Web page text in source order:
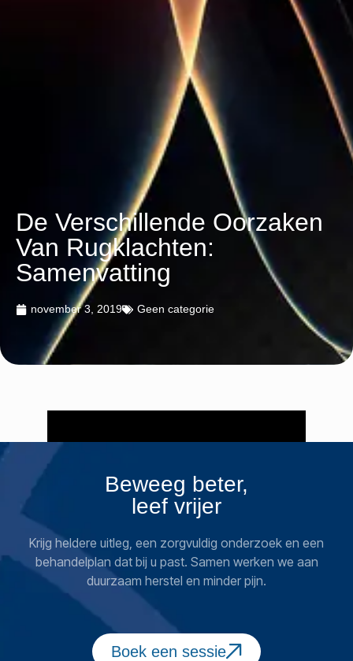
De Verschillende Oorzaken
Van Rugklachten:
Samenvatting
november 3, 2019 Geen categorie
Beweeg beter,
leef vrijer
Krijg heldere uitleg, een zorgvuldig onderzoek en een
behandelplan dat bij u past. Samen werken we aan
duurzaam herstel en minder pijn.
Boek een sessie